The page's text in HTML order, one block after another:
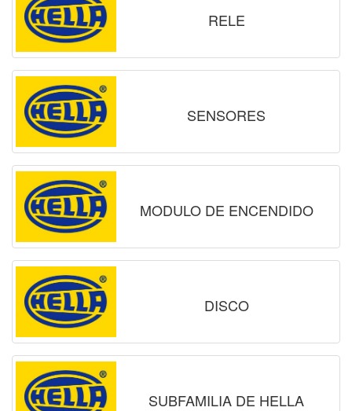
RELE
SENSORES
MODULO DE ENCENDIDO
DISCO
SUBFAMILIA DE HELLA